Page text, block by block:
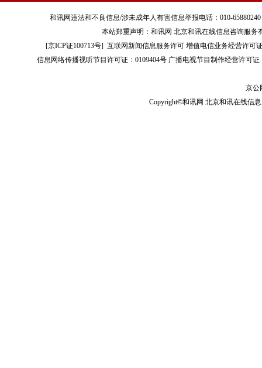
和讯网违法和不良信息/涉未成年人有害信息举报电话：010-
本站郑重声明：和讯网 北京和讯在线信息咨询服
[京ICP证100713号]互联网新闻信息服务许可 增值电信业务经营许可
信息网络传播视听节目许可证：0109404号 广播电视节目制作经营许可证
京公
Copyright©和讯网 北京和讯在线信